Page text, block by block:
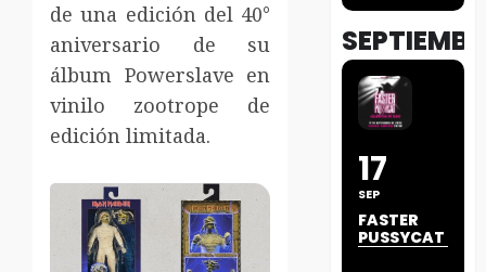
de una edición del 40°
aniversario de su
álbum Powerslave en
vinilo zootrope de
edición limitada.
17
SEP
FASTER
PUSSYCAT